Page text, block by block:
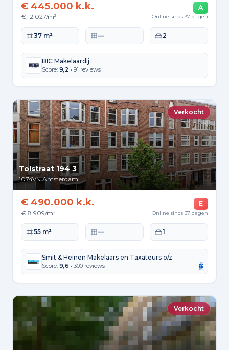
€ 445.000 k.k.
€ 12.027/m²
A
Online sinds 37 dagen
Woonoppervlakte
37 m² Perceeloppervlakte
— Slaapkamers
2
BIC Makelaardij
Score: 9,2 • 91 reviews
Verkocht
Tolstraat 194 3
1074VN Amsterdam
€ 490.000 k.k.
€ 8.909/m²
E
Online sinds 37 dagen
Woonoppervlakte
55 m² Perceeloppervlakte
— Slaapkamers
1
Smit & Heinen Makelaars en Taxateurs o/z
Score: 9,6 • 300 reviews
Verkocht